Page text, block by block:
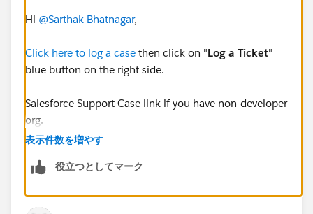
Hi @Sarthak Bhatnagar,
Click here to log a case then click on "Log a Ticket"
blue button on the right side.
Salesforce Support Case link if you have non-developer
org.
https://help.salesforce.com/s/case-submission
表示件数を増やす
役立つとしてマーク